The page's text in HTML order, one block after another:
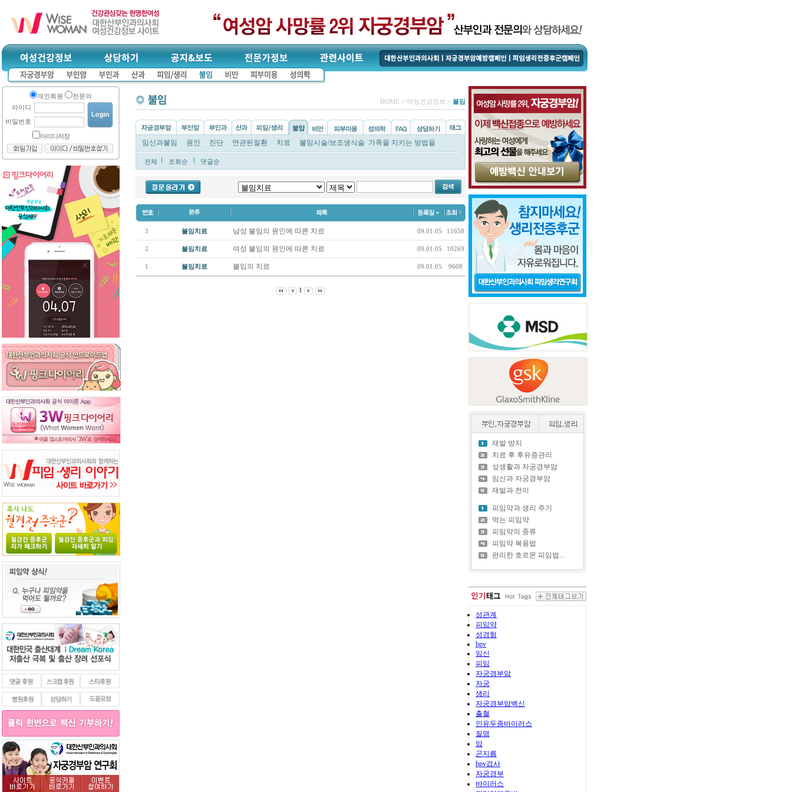
개인회원
전문의
아이디
비밀번호
아이디저장
HOME > 여성건강정보 > 불임
임신과불임 원인 진단 연관된질환 치료 불임시술/보조생식술 가족을 지키는 방법들
전체 조회순 댓글순
3 불임치료 남성 불임의 원인에 따른 치료 09.01.05 11658
2 불임치료 여성 불임의 원인에 따른 치료 09.01.05 10269
1 불임치료 불임의 치료 09.01.05 9608
1
재발 방지
치료 후 후유증관리
성생활과 자궁경부암
임신과 자궁경부암
재발과 전이
피임약과 생리 주기
먹는 피임약
피임약의 종류
피임약 복용법
편리한 호르몬 피임법...
성관계
피임약
성경험
hpv
임신
피임
자궁경부암
자궁
생리
자궁경부암백신
출혈
인유두종바이러스
질염
암
곤지름
hpv검사
자궁경부
바이러스